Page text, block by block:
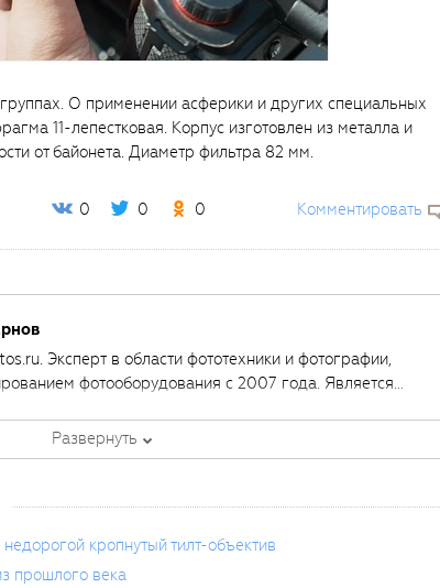
О применении асферики и других специальных
11-лепестковая. Корпус изготовлен из металла и
от байонета. Диаметр фильтра 82 мм.
0 0 0 Комментировать
Эксперт в области фототехники и фотографии,
фотооборудования с 2007 года. Является
Развернуть
кропнутый тилт-объектив
прошлого века